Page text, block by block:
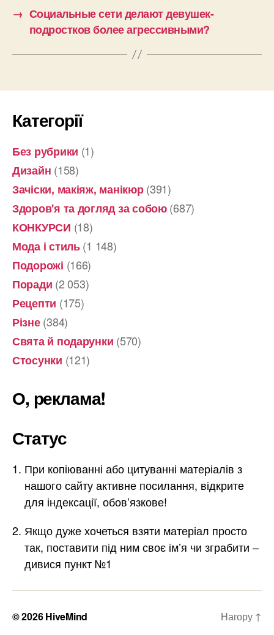
→ Социальные сети делают девушек-
подростков более агрессивными?
Категорії
Без рубрики (1)
Дизайн (158)
Зачіски, макіяж, манікюр(391)
Здоров'я та догляд за собою(687)
КОНКУРСИ (18)
Мода і стиль(1 148)
Подорожі (166)
Поради (2 053)
Рецепти (175)
Різне(384)
Свята й подарунки (570)
Стосунки (121)
О, реклама!
Статус
При копіюванні або цитуванні матеріалів з
нашого сайту активне посилання, відкрите
для індексації, обов’язкове!
Якщо дуже хочеться взяти матеріал просто
так, поставити під ним своє ім’я чи зграбити –
дивися пункт №1
© 2026HiveMind Нагору ↑